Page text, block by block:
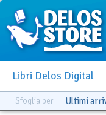
Libri Delos Digital
Sfoglia per Ultimi